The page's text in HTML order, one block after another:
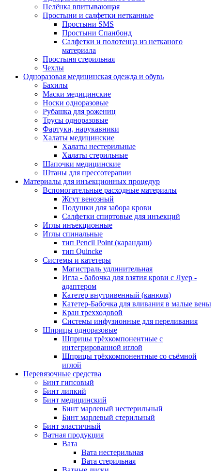
Пелёнка впитывающая
Простыни и салфетки нетканные
Простыни SMS
Простыни Спанбонд
Салфетки и полотенца из нетканого
материала
Простыня стерильная
Чехлы
Одноразовая медицинская одежда и обувь
Бахилы
Маски медицинские
Носки одноразовые
Рубашка для рожениц
Трусы одноразовые
Фартуки, нарукавники
Халаты медицинские
Халаты нестерильные
Халаты стерильные
Шапочки медицинские
Штаны для прессотерапии
Материалы для инъекционных процедур
Вспомогательные расходные материалы
Жгут венозный
Подушки для забора крови
Салфетки спиртовые для инъекций
Иглы инъекционные
Иглы спинальные
тип Pencil Point (карандаш)
тип Quincke
Системы и катетеры
Магистраль удлинительная
Игла - бабочка для взятия крови с Луер -
адаптером
Катетер внутривенный (канюля)
Катетер-Бабочка для вливания в малые вены
Кран трехходовой
Системы инфузионные для переливания
Шприцы одноразовые
Шприцы трёхкомпонентные с
интегрированной иглой
Шприцы трёхкомпонентные со съёмной
иглой
Перевязочные средства
Бинт гипсовый
Бинт липкий
Бинт медицинский
Бинт марлевый нестерильный
Бинт марлевый стерильный
Бинт эластичный
Ватная продукция
Вата
Вата нестерильная
Вата стерильная